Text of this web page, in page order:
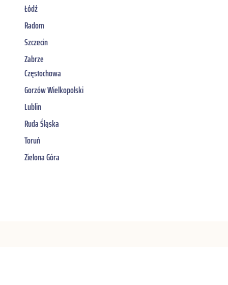
Łódź
Radom
Szczecin
Zabrze
Częstochowa
Gorzów Wielkopolski
Lublin
Ruda Śląska
Toruń
Zielona Góra